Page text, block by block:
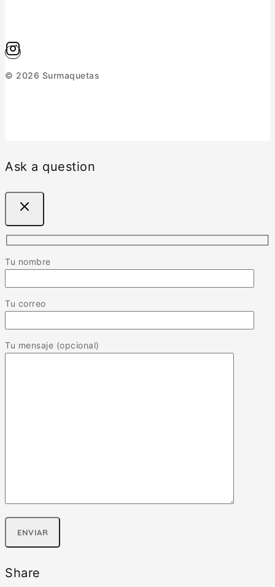
© 2026 Surmaquetas
Ask a question
Tu nombre
Tu correo
Tu mensaje (opcional)
Share